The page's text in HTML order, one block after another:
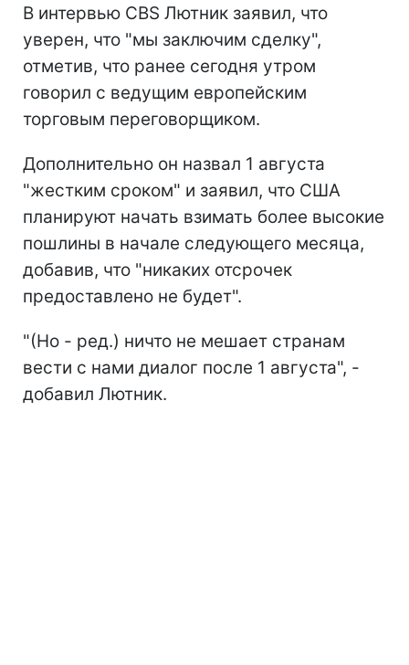
В интервью CBS Лютник заявил, что
уверен, что "мы заключим сделку",
отметив, что ранее сегодня утром
говорил с ведущим европейским
торговым переговорщиком.
Дополнительно он назвал 1 августа
"жестким сроком" и заявил, что США
планируют начать взимать более высокие
пошлины в начале следующего месяца,
добавив, что "никаких отсрочек
предоставлено не будет".
"(Но - ред.) ничто не мешает странам
вести с нами диалог после 1 августа", -
добавил Лютник.